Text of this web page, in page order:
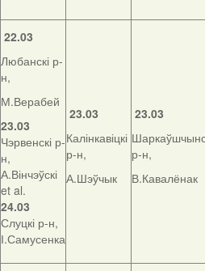
22.03
Любанскі р-
н,
М.Верабей
23.03
Чэрвенскі р-
н,
А.Вінчэўскі
et al.
24.03
Слуцкі р-н,
І.Самусенка
23.03
Калінкавіцкі
р-н,
А.Шэўчык
23.03
р-н,
В.Кавалёнак